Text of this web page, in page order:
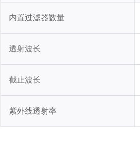
内置过滤器数量
透射波长
截止波长
紫外线透射率